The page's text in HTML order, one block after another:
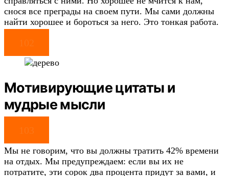
снося все преграды на своем пути. Мы сами должны
найти хорошее и бороться за него. Это тонкая работа.
102
Мотивирующие цитаты и
мудрые мысли
103
Мы не говорим, что вы должны тратить 42% времени
на отдых. Мы предупреждаем: если вы их не
потратите, эти сорок два процента придут за вами, и